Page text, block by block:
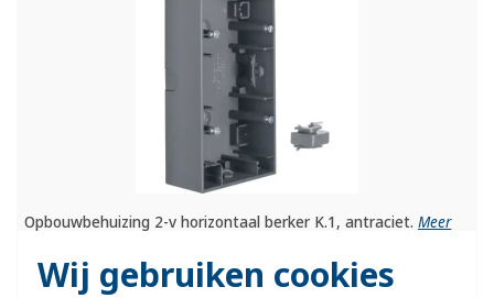
Wij gebruiken cookies
Opbouwbehuizing 2-v horizontaal berker K.1, antraciet.Meer
Verwachte levertijd: